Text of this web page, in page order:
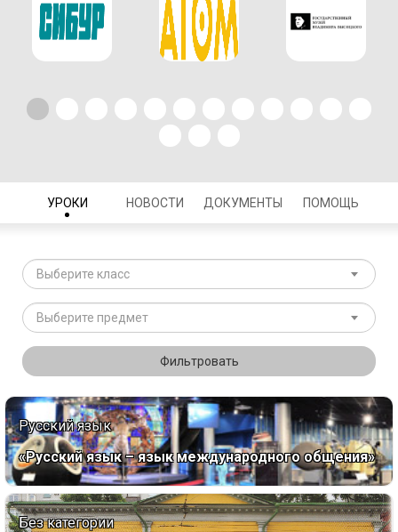
УРОКИ НОВОСТИ ДОКУМЕНТЫ ПОМОЩЬ
Выберите класс
Выберите предмет
Фильтровать
Русский язык
«Русский язык – язык международного общения»
Без категории